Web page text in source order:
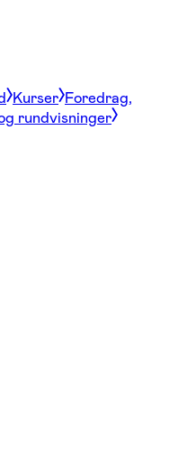
Kurser Foredrag,
rundvisninger